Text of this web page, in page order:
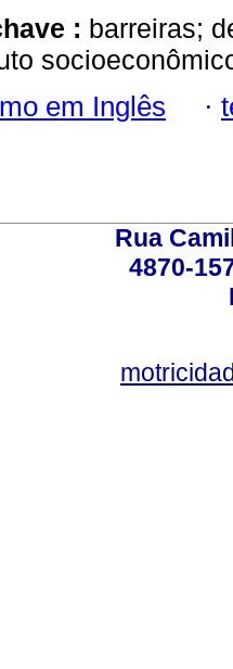
: barreiras;
em Inglês ·
Rua
4870-